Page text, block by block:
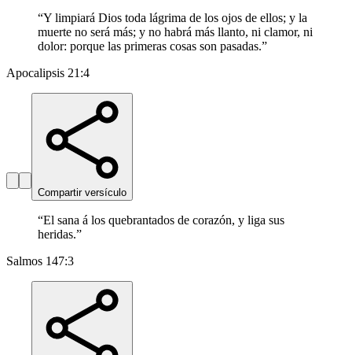
“Y limpiará Dios toda lágrima de los ojos de ellos; y la
muerte no será más; y no habrá más llanto, ni clamor, ni
dolor: porque las primeras cosas son pasadas.”
Apocalipsis 21:4
Compartir versículo
“El sana á los quebrantados de corazón, y liga sus
heridas.”
Salmos 147:3